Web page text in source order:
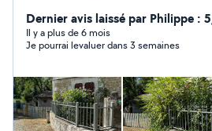
manquez de temps ou de
domaines ? De la tonte au bricolage tout travaux, du
ménage aux courses, TLG
Dernier avis laissé par Philippe :
Il y a plus de 6 mois
Je pourrai levaluer dans 3 semaines